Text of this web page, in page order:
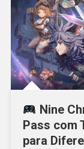
Nine
Pass com
para